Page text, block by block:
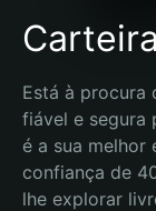
Está à procura
fiável e segura
é a sua melhor
confiança de
lhe explorar